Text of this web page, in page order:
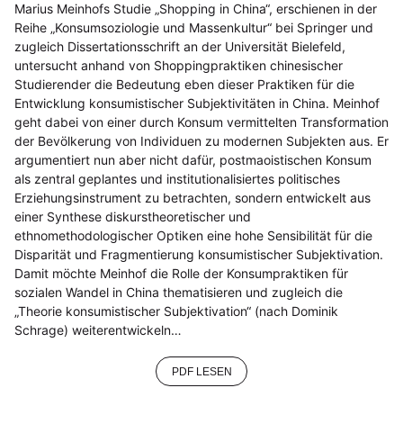
Marius Meinhofs Studie „Shopping in China“, erschienen in der
Reihe „Konsumsoziologie und Massenkultur“ bei Springer und
zugleich Dissertationsschrift an der Universität Bielefeld,
untersucht anhand von Shoppingpraktiken chinesischer
Studierender die Bedeutung eben dieser Praktiken für die
Entwicklung konsumistischer Subjektivitäten in China. Meinhof
geht dabei von einer durch Konsum vermittelten Transformation
der Bevölkerung von Individuen zu modernen Subjekten aus. Er
argumentiert nun aber nicht dafür, postmaoistischen Konsum
als zentral geplantes und institutionalisiertes politisches
Erziehungsinstrument zu betrachten, sondern entwickelt aus
einer Synthese diskurstheoretischer und
ethnomethodologischer Optiken eine hohe Sensibilität für die
Disparität und Fragmentierung konsumistischer Subjektivation.
Damit möchte Meinhof die Rolle der Konsumpraktiken für
sozialen Wandel in China thematisieren und zugleich die
„Theorie konsumistischer Subjektivation“ (nach Dominik
Schrage) weiterentwickeln…
PDF LESEN